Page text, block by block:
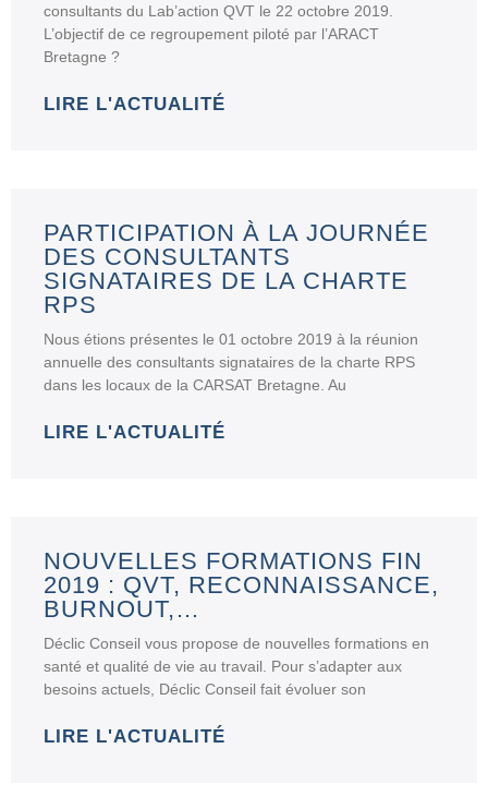
consultants du Lab’action QVT le 22 octobre 2019.
L’objectif de ce regroupement piloté par l’ARACT
Bretagne ?
LIRE L'ACTUALITÉ
PARTICIPATION À LA JOURNÉE
DES CONSULTANTS
SIGNATAIRES DE LA CHARTE
RPS
Nous étions présentes le 01 octobre 2019 à la réunion
annuelle des consultants signataires de la charte RPS
dans les locaux de la CARSAT Bretagne. Au
LIRE L'ACTUALITÉ
NOUVELLES FORMATIONS FIN
2019 : QVT, RECONNAISSANCE,
BURNOUT,…
Déclic Conseil vous propose de nouvelles formations en
santé et qualité de vie au travail. Pour s’adapter aux
besoins actuels, Déclic Conseil fait évoluer son
LIRE L'ACTUALITÉ